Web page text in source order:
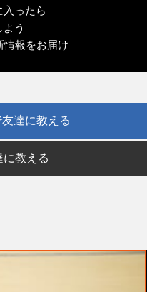
入ったら
う
情報をお届け
達に教える
に教える